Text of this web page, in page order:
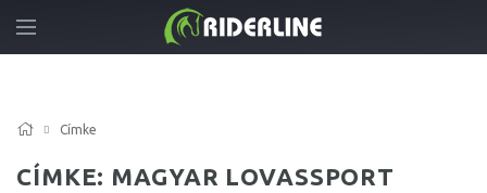
Címke
CÍMKE: MAGYAR LOVASSPORT